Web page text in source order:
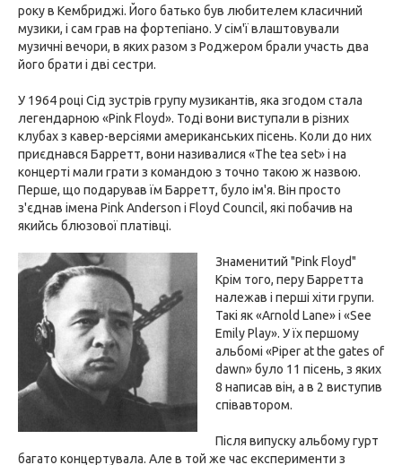
року в Кембриджі. Його батько був любителем класичний
музики, і сам грав на фортепіано. У сім'ї влаштовували
музичні вечори, в яких разом з Роджером брали участь два
його брати і дві сестри.
У 1964 році Сід зустрів групу музикантів, яка згодом стала
легендарною «Pink Floyd». Тоді вони виступали в різних
клубах з кавер-версіями американських пісень. Коли до них
приєднався Барретт, вони називалися «The tea set» і на
концерті мали грати з командою з точно такою ж назвою.
Перше, що подарував їм Барретт, було ім'я. Він просто
з'єднав імена Pink Anderson і Floyd Council, які побачив на
якийсь блюзової платівці.
Знаменитий "Pink Floyd"
Крім того, перу Барретта
належав і перші хіти групи.
Такі як «Arnold Lane» і «See
Emily Play». У їх першому
альбомі «Piper at the gates of
dawn» було 11 пісень, з яких
8 написав він, а в 2 виступив
співавтором.
Після випуску альбому гурт
багато концертувала. Але в той же час експерименти з